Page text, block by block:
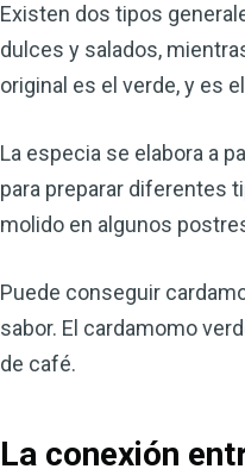
Existen dos tipos
dulces y salados,
original es el verde, y es
La especia se elabora a
para preparar diferentes
molido en algunos
Puede conseguir
sabor. El cardamomo
de café.
La conexión